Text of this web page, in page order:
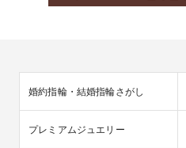
婚約指輪・結婚指輪さがし
プレミアムジュエリー